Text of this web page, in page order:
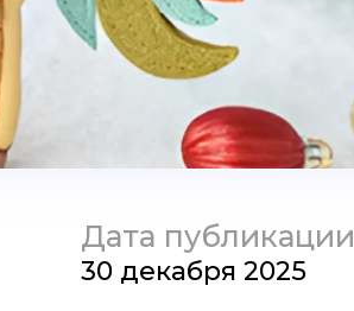
Дата публикации
30 декабря 2025